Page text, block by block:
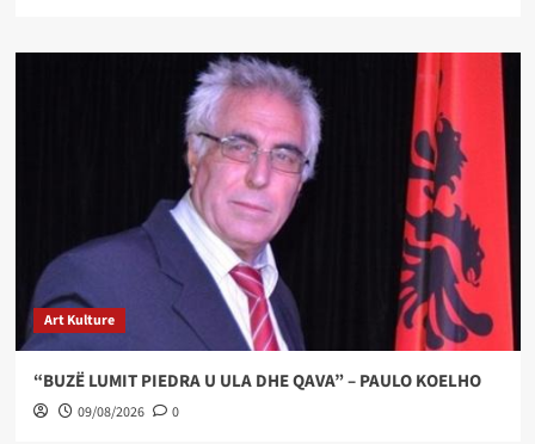
Art Kulture
“BUZË LUMIT PIEDRA U ULA DHE QAVA” – PAULO KOELHO
09/08/2026 0